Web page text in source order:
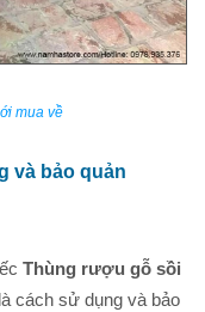
mua về
và bảo quản
Thùng rượu gỗ sồi
cách sử dụng và bảo